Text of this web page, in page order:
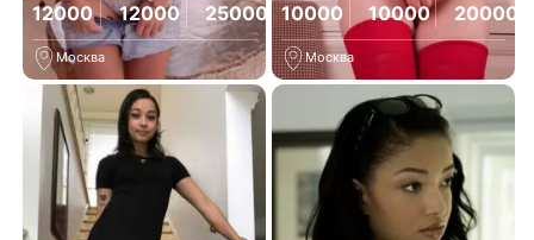
12000 12000 25000
Москва
10000 10000 20000
Москва